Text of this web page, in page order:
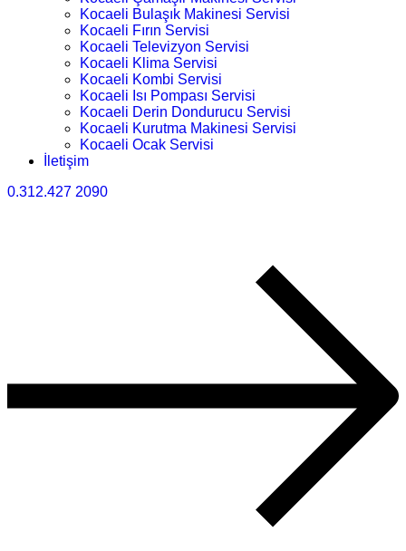
Kocaeli Bulaşık Makinesi Servisi
Kocaeli Fırın Servisi
Kocaeli Televizyon Servisi
Kocaeli Klima Servisi
Kocaeli Kombi Servisi
Kocaeli Isı Pompası Servisi
Kocaeli Derin Dondurucu Servisi
Kocaeli Kurutma Makinesi Servisi
Kocaeli Ocak Servisi
İletişim
0.312.427 2090